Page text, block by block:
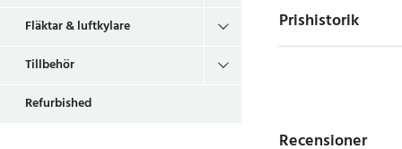
Fläktar & luftkylare
Tillbehör
Refurbished
elektroniska
är idealiska för
Prishistorik
Recensioner